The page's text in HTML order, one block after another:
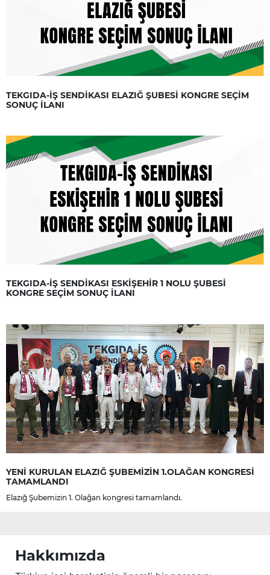
TEKGIDA-İŞ SENDİKASI ELAZIĞ ŞUBESİ KONGRE SEÇİM
SONUÇ İLANI
TEKGIDA-İŞ SENDİKASI ESKİŞEHİR 1 NOLU ŞUBESİ
KONGRE SEÇİM SONUÇ İLANI
YENİ KURULAN ELAZIĞ ŞUBEMİZİN 1.OLAĞAN KONGRESİ
TAMAMLANDI
Elazığ Şubemizin 1. Olağan kongresi tamamlandı.
Hakkımızda